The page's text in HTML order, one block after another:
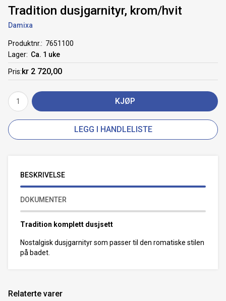
Tradition dusjgarnityr, krom/hvit
Damixa
Produktnr.
7651100
Lager
Ca. 1 uke
Pris kr 2 720,00
KJØP
LEGG I HANDLELISTE
BESKRIVELSE
DOKUMENTER
Tradition komplett dusjsett
Nostalgisk dusjgarnityr som passer til den romatiske stilen
på badet.
Relaterte varer